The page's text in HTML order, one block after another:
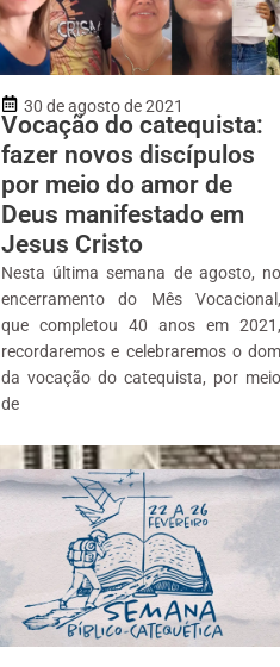
30 de agosto de 2021
Vocação do catequista:
fazer novos discípulos
por meio do amor de
Deus manifestado em
Jesus Cristo
Nesta última semana de agosto, no
encerramento do Mês Vocacional,
que completou 40 anos em 2021,
recordaremos e celebraremos o dom
da vocação do catequista, por meio
de